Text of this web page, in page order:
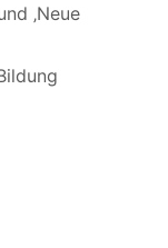
‚Neue